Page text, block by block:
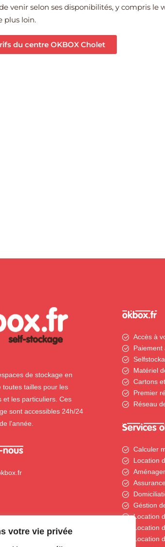
votre vie privée
venir selon ses disponibilités, y compris
plus loin.
du centre OKBOX Cholet
de stockage en
toutes tailles pour les
et les particuliers. Ces
sont accessibles 24h/24
l'année.
nous
okbox.fr
Accès à
Paiement
Matériel
Cartons
Premier
Réseau
Services
Calculer
Location
Géstion
Location
Location
Location